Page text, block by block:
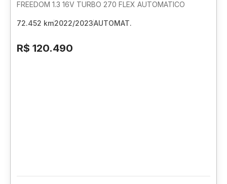
FREEDOM 1.3 16V TURBO 270 FLEX AUTOMATICO
72.452 km2022/2023AUTOMAT.
R$ 120.490